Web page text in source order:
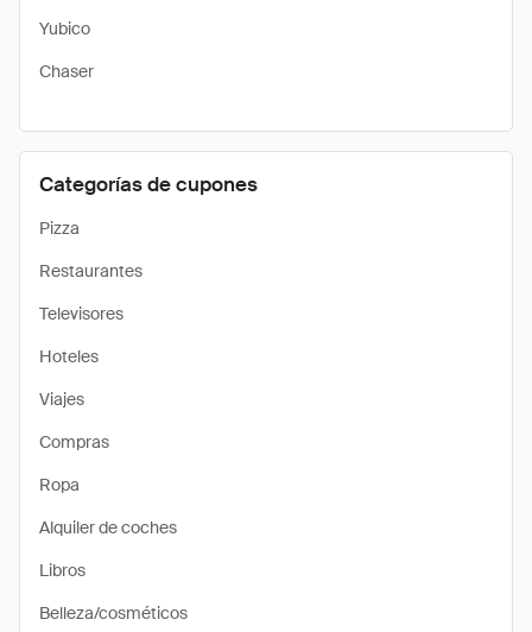
Yubico
Chaser
Categorías de cupones
Pizza
Restaurantes
Televisores
Hoteles
Viajes
Compras
Ropa
Alquiler de coches
Libros
Belleza/cosméticos